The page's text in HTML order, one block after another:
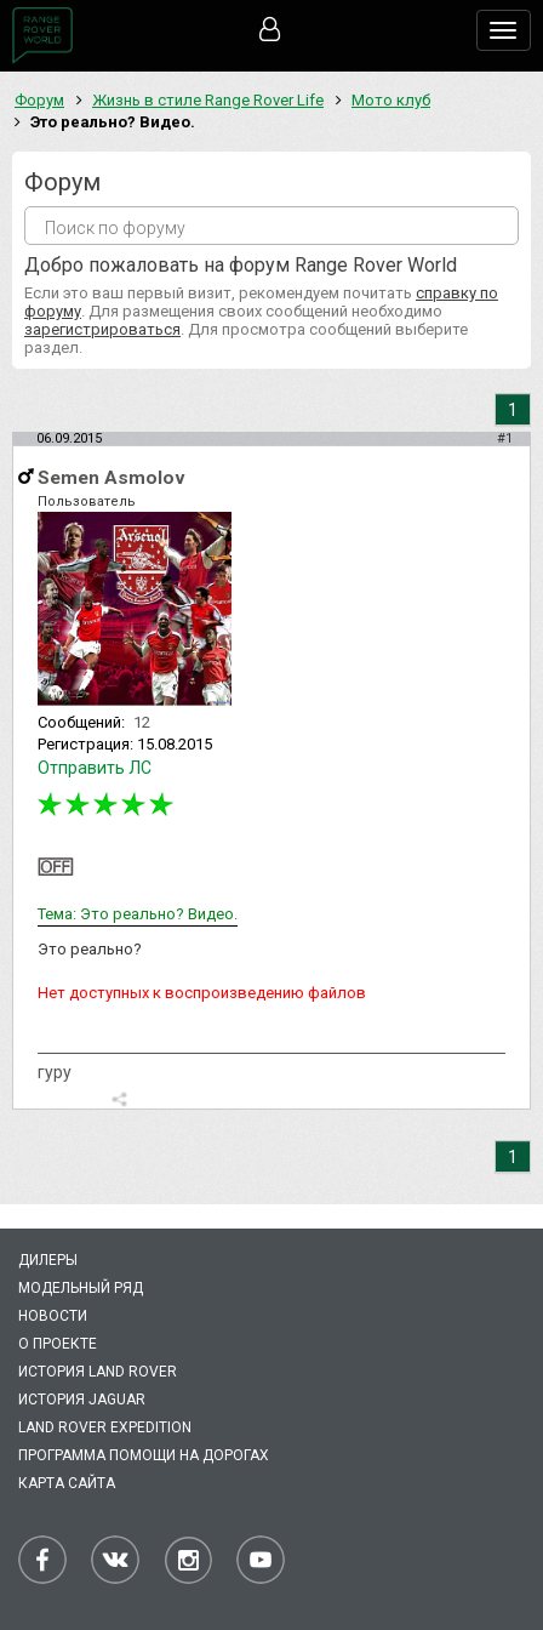
Форум Жизнь в стиле Range Rover Life
Мото клуб
Это реально? Видео.
Форум
Добро пожаловать на форум Range Rover World
Если это ваш первый визит, рекомендуем почитать справку по
форуму . Для размещения своих сообщений необходимо
зарегистрироваться . Для просмотра сообщений выберите
раздел.
1
06.09.2015 #1
Semen Asmolov
Пользователь
Сообщений: 12
Регистрация: 15.08.2015
Отправить ЛС
Тема: Это реально? Видео.
Это реально?
Нет доступных к воспроизведению файлов
гуру
1
ДИЛЕРЫ
МОДЕЛЬНЫЙ РЯД
НОВОСТИ
О ПРОЕКТЕ
ИСТОРИЯ LAND ROVER
ИСТОРИЯ JAGUAR
LAND ROVER EXPEDITION
ПРОГРАММА ПОМОЩИ НА ДОРОГАХ
КАРТА САЙТА